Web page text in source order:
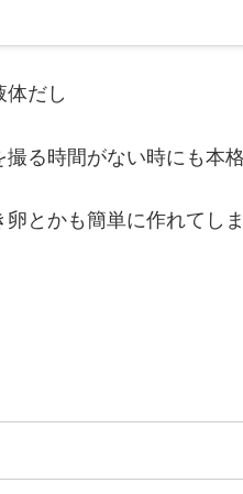
体だし
る時間がない時にも本
とかも簡単に作れてし